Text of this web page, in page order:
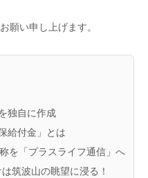
願い申し上げます。
独自に作成
給付金」とは
を「プラスライフ通信」へ
筑波山の眺望に浸る！